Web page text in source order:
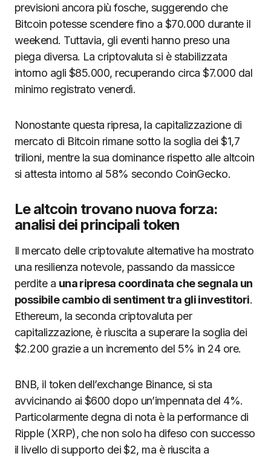
previsioni ancora più fosche, suggerendo che
Bitcoin potesse scendere fino a $70.000 durante il
weekend. Tuttavia, gli eventi hanno preso una
piega diversa. La criptovaluta si è stabilizzata
intorno agli $85.000, recuperando circa $7.000 dal
minimo registrato venerdì.
Nonostante questa ripresa, la capitalizzazione di
mercato di Bitcoin rimane sotto la soglia dei $1,7
trilioni, mentre la sua dominance rispetto alle altcoin
si attesta intorno al 58% secondo CoinGecko.
Le altcoin trovano nuova forza:
analisi dei principali token
Il mercato delle criptovalute alternative ha mostrato
una resilienza notevole, passando da massicce
perdite a una ripresa coordinata che segnala un
possibile cambio di sentiment tra gli investitori.
Ethereum, la seconda criptovaluta per
capitalizzazione, è riuscita a superare la soglia dei
$2.200 grazie a un incremento del 5% in 24 ore.
BNB, il token dell’exchange Binance, si sta
avvicinando ai $600 dopo un’impennata del 4%.
Particolarmente degna di nota è la performance di
Ripple (XRP), che non solo ha difeso con successo
il livello di supporto dei $2, ma è riuscita a